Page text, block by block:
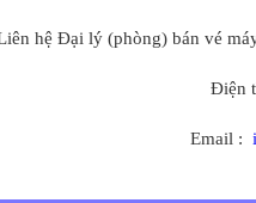
hệ Đại lý (phòng) bán vé
Điện
Email :